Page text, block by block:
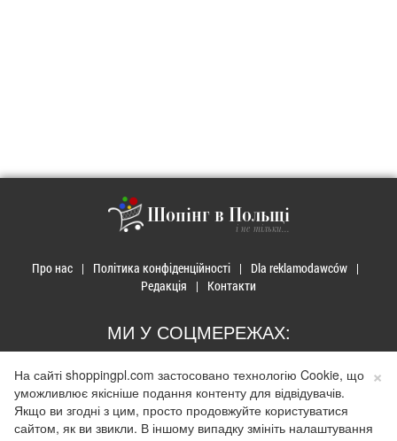
Шопінг в Польщі
і не тільки...
Про нас Політика конфіденційності
Dla reklamodawców
Редакція
Контакти
МИ У СОЦМЕРЕЖАХ:
© 2026 Закупи в Польщі. Developed byRealnet.cf.Depositphotos
×
На сайті shoppingpl.com застосовано технологію Cookie, що
уможливлює якісніше подання контенту для відвідувачів.
Якщо ви згодні з цим, просто продовжуйте користуватися
сайтом, як ви звикли. В іншому випадку змініть налаштування